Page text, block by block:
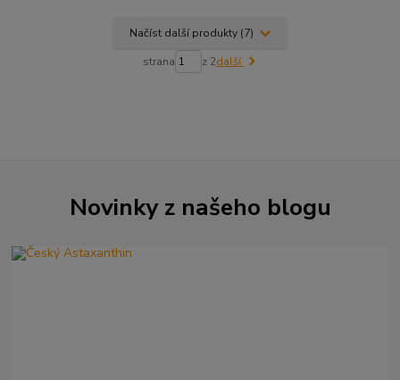
Načíst další produkty (7)
strana z 2další
Novinky z našeho blogu